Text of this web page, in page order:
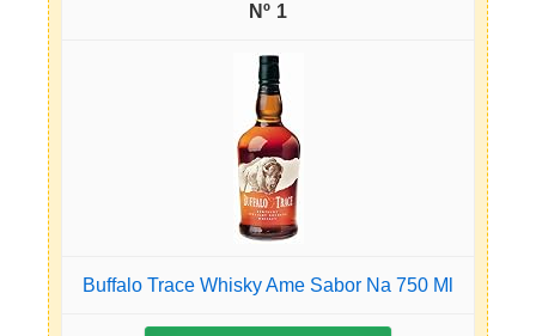
1
Buffalo Trace Whisky Ame Sabor Na 750 Ml